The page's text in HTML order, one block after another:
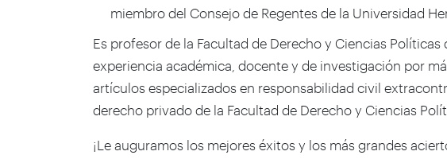
miembro del Consejo de Regentes de la Universidad
Es profesor de la Facultad de Derecho y Ciencias
experiencia académica, docente y de investigación por
artículos especializados en responsabilidad civil
derecho privado de la Facultad de Derecho y Ciencias
¡Le auguramos los mejores éxitos y los más grandes